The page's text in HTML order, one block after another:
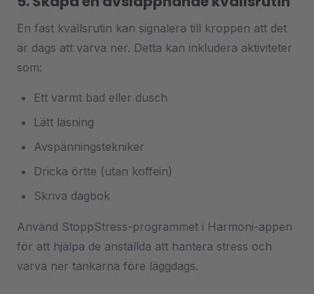
En fast kvällsrutin kan signalera till kroppen att det
är dags att varva ner. Detta kan inkludera aktiviteter
som:
Ett varmt bad eller dusch
Lätt läsning
Avspänningstekniker
Dricka örtte (utan koffein)
Skriva dagbok
Använd StoppStress-programmet i Harmoni-appen
för att hjälpa de anställda att hantera stress och
varva ner tankarna före läggdags.